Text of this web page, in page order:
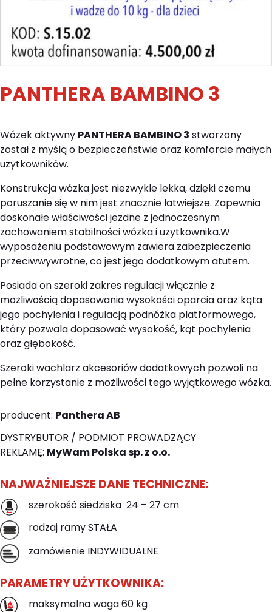
PANTHERA BAMBINO 3
Wózek aktywny PANTHERA BAMBINO 3 stworzony
został z myślą o bezpieczeństwie oraz komforcie małych
użytkowników.
Konstrukcja wózka jest niezwykle lekka, dzięki czemu
poruszanie się w nim jest znacznie łatwiejsze. Zapewnia
doskonałe właściwości jezdne z jednoczesnym
zachowaniem stabilności wózka i użytkownika.W
wyposażeniu podstawowym zawiera zabezpieczenia
przeciwwywrotne, co jest jego dodatkowym atutem.
Posiada on szeroki zakres regulacji włącznie z
możliwością dopasowania wysokości oparcia oraz kąta
jego pochylenia i regulacją podnóżka platformowego,
który pozwala dopasować wysokość, kąt pochylenia
oraz głębokość.
Szeroki wachlarz akcesoriów dodatkowych pozwoli na
pełne korzystanie z możliwości tego wyjątkowego wózka.
producent: Panthera AB
DYSTRYBUTOR / PODMIOT PROWADZĄCY
REKLAMĘ: MyWam Polska sp. z o.o.
NAJWAŻNIEJSZE DANE TECHNICZNE:
szerokość siedziska 24 – 27 cm
rodzaj ramy STAŁA
zamówienie INDYWIDUALNE
PARAMETRY UŻYTKOWNIKA:
maksymalna waga 60 kg